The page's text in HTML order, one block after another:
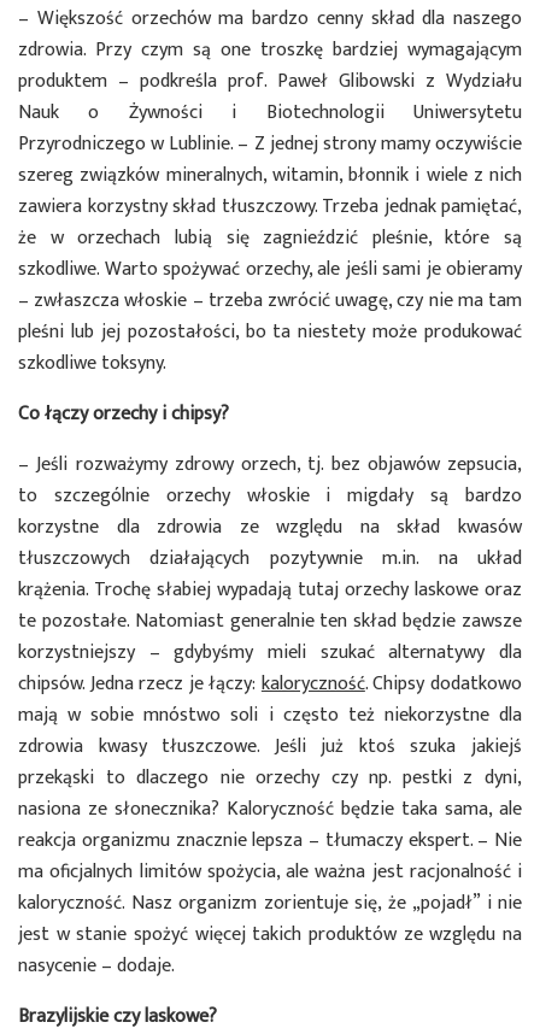
– Większość orzechów ma bardzo cenny skład dla naszego
zdrowia. Przy czym są one troszkę bardziej wymagającym
produktem – podkreśla prof. Paweł Glibowski z Wydziału
Nauk o Żywności i Biotechnologii Uniwersytetu
Przyrodniczego w Lublinie. – Z jednej strony mamy oczywiście
szereg związków mineralnych, witamin, błonnik i wiele z nich
zawiera korzystny skład tłuszczowy. Trzeba jednak pamiętać,
że w orzechach lubią się zagnieździć pleśnie, które są
szkodliwe. Warto spożywać orzechy, ale jeśli sami je obieramy
– zwłaszcza włoskie – trzeba zwrócić uwagę, czy nie ma tam
pleśni lub jej pozostałości, bo ta niestety może produkować
szkodliwe toksyny.
Co łączy orzechy i chipsy?
– Jeśli rozważymy zdrowy orzech, tj. bez objawów zepsucia,
to szczególnie orzechy włoskie i migdały są bardzo
korzystne dla zdrowia ze względu na skład kwasów
tłuszczowych działających pozytywnie m.in. na układ
krążenia. Trochę słabiej wypadają tutaj orzechy laskowe oraz
te pozostałe. Natomiast generalnie ten skład będzie zawsze
korzystniejszy – gdybyśmy mieli szukać alternatywy dla
chipsów. Jedna rzecz je łączy:kaloryczność. Chipsy dodatkowo
mają w sobie mnóstwo soli i często też niekorzystne dla
zdrowia kwasy tłuszczowe. Jeśli już ktoś szuka jakiejś
przekąski to dlaczego nie orzechy czy np. pestki z dyni,
nasiona ze słonecznika? Kaloryczność będzie taka sama, ale
reakcja organizmu znacznie lepsza – tłumaczy ekspert. – Nie
ma oficjalnych limitów spożycia, ale ważna jest racjonalność i
kaloryczność. Nasz organizm zorientuje się, że „pojadł” i nie
jest w stanie spożyć więcej takich produktów ze względu na
nasycenie – dodaje.
Brazylijskie czy laskowe?